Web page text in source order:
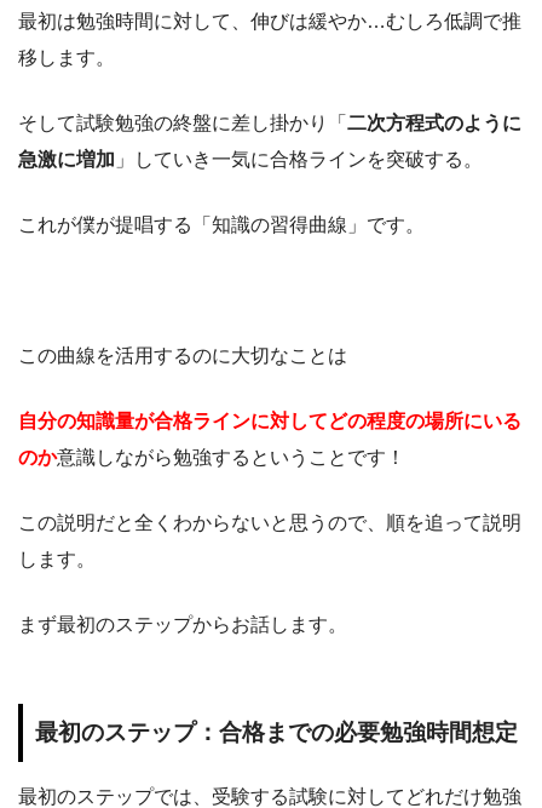
最初は勉強時間に対して、伸びは緩やか…むしろ低調で推
移します。
そして試験勉強の終盤に差し掛かり「 二次方程式のように
急激に増加 」していき一気に合格ラインを突破する。
これが僕が提唱する「知識の習得曲線」です。
この曲線を活用するのに大切なことは
自分の知識量が合格ラインに対してどの程度の場所にいる
のか意識しながら勉強するということです！
この説明だと全くわからないと思うので、順を追って説明
します。
まず最初のステップからお話します。
最初のステップ：合格までの必要勉強時間想定
最初のステップでは、受験する試験に対してどれだけ勉強